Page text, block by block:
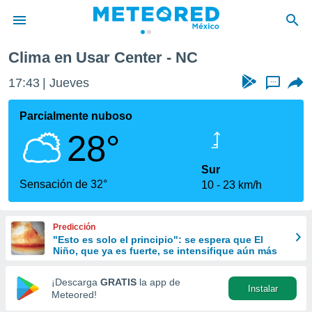
de
ha sido
que se
calidad.
a este
las
y
forma
digital
basada
Clima en Usar Center - NC
17:43 Jueves ...
Parcialmente nuboso
28°
Sensación de 32°
Sur
10
23 km/h
Predicción
"Esto es solo el principio": se espera que El
Niño, que ya es fuerte, se intensifique aún más
¡Descarga GRATIS la app de
Meteored!
Instalar